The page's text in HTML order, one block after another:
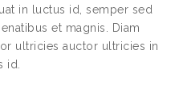
in luctus id, semper sed
et magnis. Diam
ultricies auctor ultricies in
id.